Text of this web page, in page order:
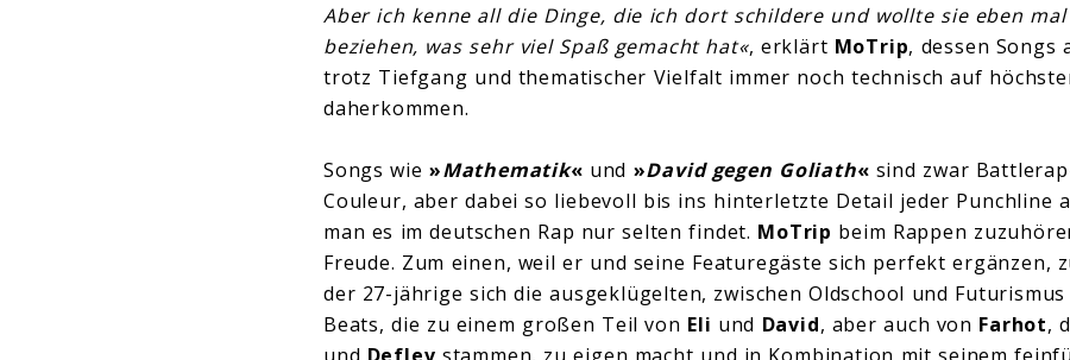
Aber ich kenne all die Dinge, die ich dort schildere und wollte sie eben
beziehen, was sehr viel Spaß gemacht hat«, erklärt MoTrip, dessen Songs
trotz Tiefgang und thematischer Vielfalt immer noch technisch auf
daherkommen.
Songs wie »Mathematik« und »David gegen Goliath« sind zwar
Couleur, aber dabei so liebevoll bis ins hinterletzte Detail jeder Punchline
man es im deutschen Rap nur selten findet. MoTrip beim Rappen
Freude. Zum einen, weil er und seine Featuregäste sich perfekt ergänzen,
der 27-jährige sich die ausgeklügelten, zwischen Oldschool und
Beats, die zu einem großen Teil von Eli und David, aber auch von Farhot,